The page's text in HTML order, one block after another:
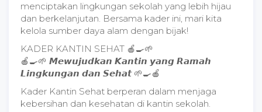
menciptakan lingkungan sekolah yang lebih hijau
dan berkelanjutan. Bersama kader ini, mari kita
kelola sumber daya alam dengan bijak!
KADER KANTIN SEHAT 🍎🍳🌱
🍎🍳🌱 𝙈𝙚𝙬𝙪𝙟𝙪𝙙𝙠𝙖𝙣 𝙆𝙖𝙣𝙩𝙞𝙣 𝙮𝙖𝙣𝙜 𝙍𝙖𝙢𝙖𝙝
𝙇𝙞𝙣𝙜𝙠𝙪𝙣𝙜𝙖𝙣 𝙙𝙖𝙣 𝙎𝙚𝙝𝙖𝙩 🌱🍳🍎
Kader Kantin Sehat berperan dalam menjaga
kebersihan dan kesehatan di kantin sekolah.